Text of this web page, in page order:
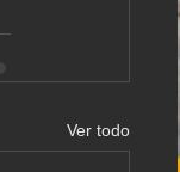
Ver todo